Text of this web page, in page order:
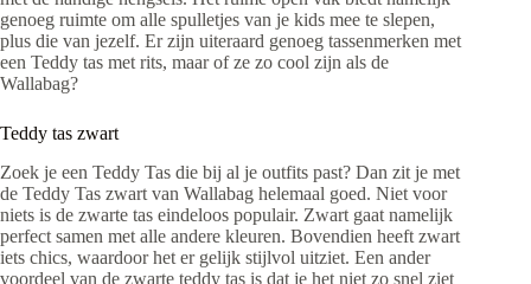
genoeg ruimte om alle spulletjes van je kids mee te slepen,
plus die van jezelf. Er zijn uiteraard genoeg tassenmerken met
een Teddy tas met rits, maar of ze zo cool zijn als de
Wallabag?
Teddy tas zwart
Zoek je een Teddy Tas die bij al je outfits past? Dan zit je met
de Teddy Tas zwart van Wallabag helemaal goed. Niet voor
niets is de zwarte tas eindeloos populair. Zwart gaat namelijk
perfect samen met alle andere kleuren. Bovendien heeft zwart
iets chics, waardoor het er gelijk stijlvol uitziet. Een ander
voordeel van de zwarte teddy tas is dat je het niet zo snel ziet